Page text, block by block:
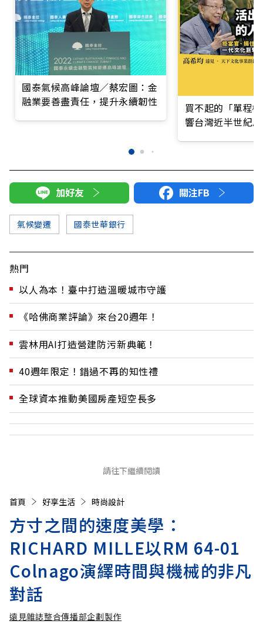
國泰氣候高峰論壇／蔡宏圖：金
融業要善盡責任，提升永續韌性
買不起的「單程
響台灣近半世紀
加好友 關注FB
氣候變遷 國泰世華銀行
熱門
以人為本！臺中打造溫暖城市守護
《哈佛商業評論》來台20週年！
雲林用AI打造營建防污新典範！
40週年限定！錯過不再的知性禮
全球資本推動美國房產短空長多
請往下繼續閱讀
首頁 好享生活 時尚設計
方寸之間的速度美學：
RICHARD MILLE以RM 64-01
Colnago演繹時間與機械的非凡
對話
遠見雜誌整合傳播部企劃製作